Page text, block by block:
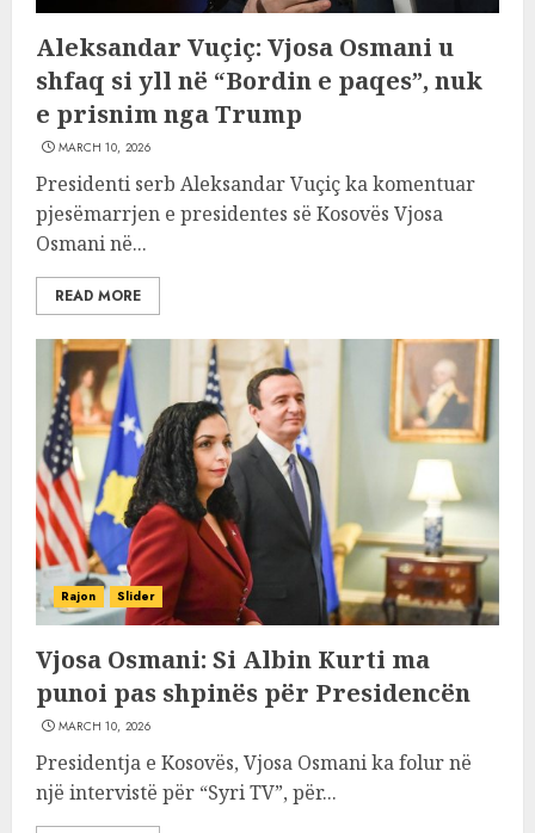
Aleksandar Vuçiç: Vjosa Osmani u
shfaq si yll në “Bordin e paqes”, nuk
e prisnim nga Trump
MARCH 10, 2026
Presidenti serb Aleksandar Vuçiç ka komentuar
pjesëmarrjen e presidentes së Kosovës Vjosa
Osmani në...
READ MORE
Rajon Slider
Vjosa Osmani: Si Albin Kurti ma
punoi pas shpinës për Presidencën
MARCH 10, 2026
Presidentja e Kosovës, Vjosa Osmani ka folur në
një intervistë për “Syri TV”, për...